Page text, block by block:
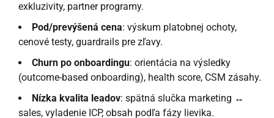
exkluzivity, partner programy.
Pod/prevýšená cena: výskum platobnej ochoty,
cenové testy, guardrails pre zľavy.
Churn po onboardingu: orientácia na výsledky
(outcome-based onboarding), health score, CSM zásahy.
Nízka kvalita leadov: spätná slučka marketing ↔
sales, vyladenie ICP, obsah podľa fázy lievika.